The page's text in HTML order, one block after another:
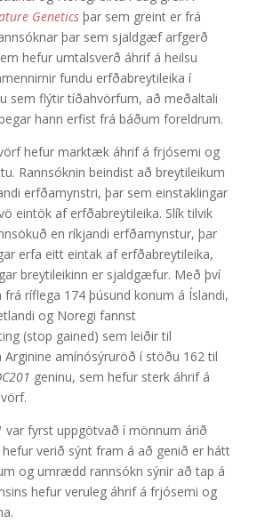
Geneticsþar sem greint er frá
þar sem sjaldgæf arfgerð
hefur umtalsverð áhrif á heilsu
fundu erfðabreytileika í
sem flýtir tíðahvörfum, að meðaltali
hann erfist frá báðum foreldrum.
hefur marktæk áhrif á frjósemi og
Rannsóknin beindist að breytileikum
erfðamynstri, þar sem einstaklingar
eintök af erfðabreytileika. Slík tilvik
en ríkjandi erfðamynstur, þar
erfa eitt eintak af erfðabreytileika,
breytileikinn er sjaldgæfur. Með því
frá ríflega 174 þúsund konum á Íslandi,
og Noregi fannst
(stop gained) sem leiðir til
Arginine amínósýruröð í stöðu 162 til
geninu, sem hefur sterk áhrif á
var fyrst uppgötvað í mönnum árið
hefur verið sýnt fram á að genið er hátt
og umrædd rannsókn sýnir að tap á
hefur veruleg áhrif á frjósemi og